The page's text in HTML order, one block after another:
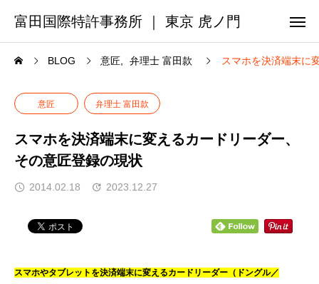
富田国際特許事務所 ｜ 東京 虎ノ門
BLOG 意匠 弁理士 富田款 スマホを決済端末に
意匠 弁理士 富田款
スマホを決済端末に変えるカードリーダー、
その意匠登録の現状
2014.02.18 2023.12.27
スマホやタブレット を決済端末に変えるカードリーダー（ドングル／